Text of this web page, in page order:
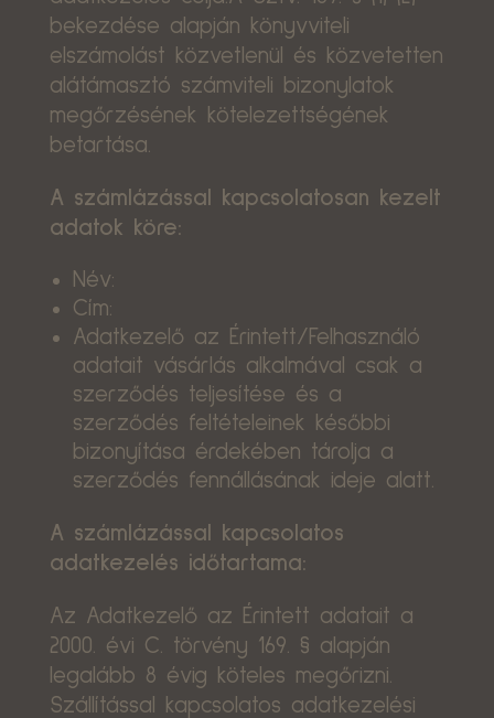
bekezdése alapján könyvviteli
elszámolást közvetlenül és közvetetten
alátámasztó számviteli bizonylatok
megőrzésének kötelezettségének
betartása.
A számlázással kapcsolatosan kezelt
adatok köre:
Név:
Cím:
Adatkezelő az Érintett/Felhasználó
adatait vásárlás alkalmával csak a
szerződés teljesítése és a
szerződés feltételeinek későbbi
bizonyítása érdekében tárolja a
szerződés fennállásának ideje alatt.
A számlázással kapcsolatos
adatkezelés időtartama:
Az Adatkezelő az Érintett adatait a
2000. évi C. törvény 169. § alapján
legalább 8 évig köteles megőrizni.
Szállítással kapcsolatos adatkezelési